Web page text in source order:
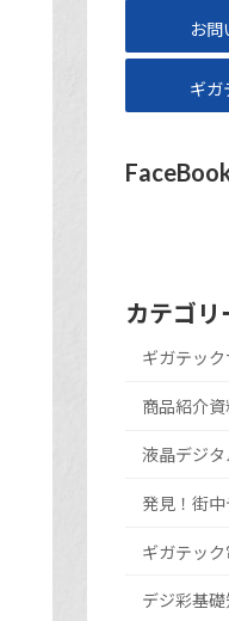
お問
ギガ
カテゴリ
ギガテッ
商品紹介資
液晶デジ
発見！街
ギガテッ
デジ彩基